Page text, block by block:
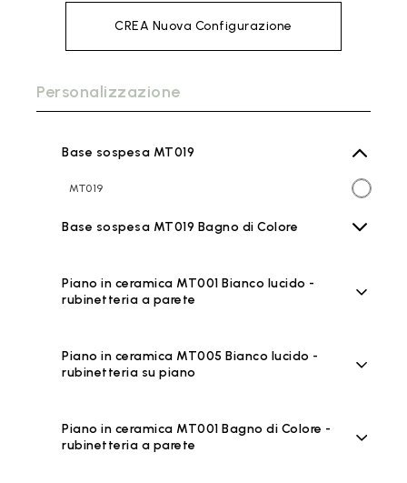
CREA Nuova Configurazione
Personalizzazione
Base sospesa MT019
MT019
Base sospesa MT019 Bagno di Colore
Piano in ceramica MT001 Bianco lucido -
rubinetteria a parete
Piano in ceramica MT005 Bianco lucido -
rubinetteria su piano
Piano in ceramica MT001 Bagno di Colore -
rubinetteria a parete